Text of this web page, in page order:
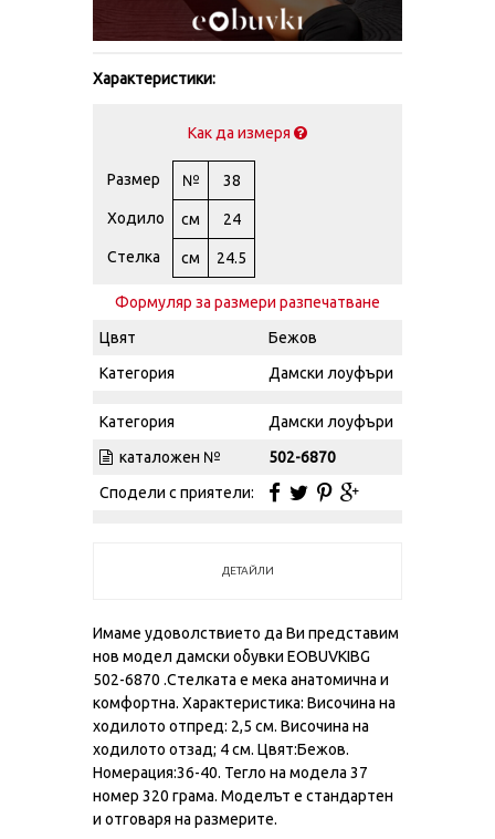
Характеристики:
Как да измеря
Размер № 38
Ходило см 24
Стелка см 24.5
Формуляр за размери разпечатване
Цвят
Бежов
Категория
Дамски лоуфъри
Категория
Дамски лоуфъри
каталожен №
502-6870
Сподели с приятели:
ДЕТАЙЛИ
Имаме удоволствието да Ви представим
нов модел дамски обувки EOBUVKIBG
502-6870 .Стелката е мека анатомична и
комфортна. Характеристика: Височина на
ходилото отпред: 2,5 см. Височина на
ходилото отзад; 4 см. Цвят:Бежов.
Номерация:36-40. Тегло на модела 37
номер 320 грама. Моделът е стандартен
и отговаря на размерите.